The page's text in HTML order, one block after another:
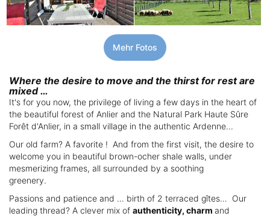
Mehr Fotos
Where the desire to move and the thirst for rest are
mixed …
It's for you now, the privilege of living a few days in the heart of
the beautiful forest of Anlier and the Natural Park Haute Sûre
Forêt d'Anlier, in a small village in the authentic Ardenne...
Our old farm? A favorite ! And from the first visit, the desire to
welcome you in beautiful brown-ocher shale walls, under
mesmerizing frames, all surrounded by a soothing
greenery.
Passions and patience and … birth of 2 terraced gîtes… Our
leading thread? A clever mix of authenticity, charm and